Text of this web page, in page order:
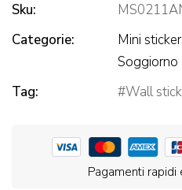
Sku:
Categorie:
Mini
Soggiorno
Tag:
Wall
Pagamenti rapidi